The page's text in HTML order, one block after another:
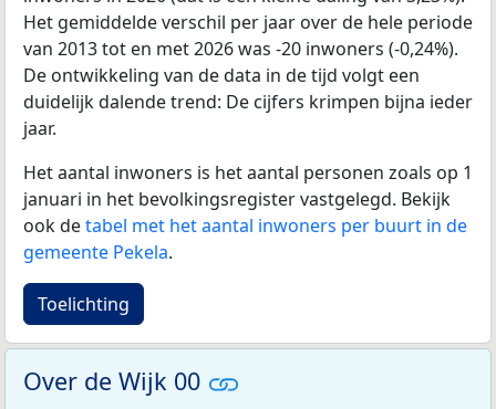
Het gemiddelde verschil per jaar over de hele periode
van 2013 tot en met 2026 was -20 inwoners (-0,24%).
De ontwikkeling van de data in de tijd volgt een
duidelijk dalende trend: De cijfers krimpen bijna ieder
jaar.
Het aantal inwoners is het aantal personen zoals op 1
januari in het bevolkingsregister vastgelegd. Bekijk
ook detabel met het aantal inwoners per buurt in de
gemeente Pekela.
Toelichting
Over de Wijk 00